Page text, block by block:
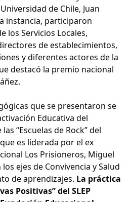
de Chile, Juan
instancia, participaron
los Servicios Locales,
de establecimientos,
y diferentes actores de la
destacó la premio nacional
que se presentaron se
Educativa del
“Escuelas de Rock” del
es liderada por el ex
Los Prisioneros, Miguel
ejes de Convivencia y Salud
de aprendizajes. La práctica
Positivas” del SLEP